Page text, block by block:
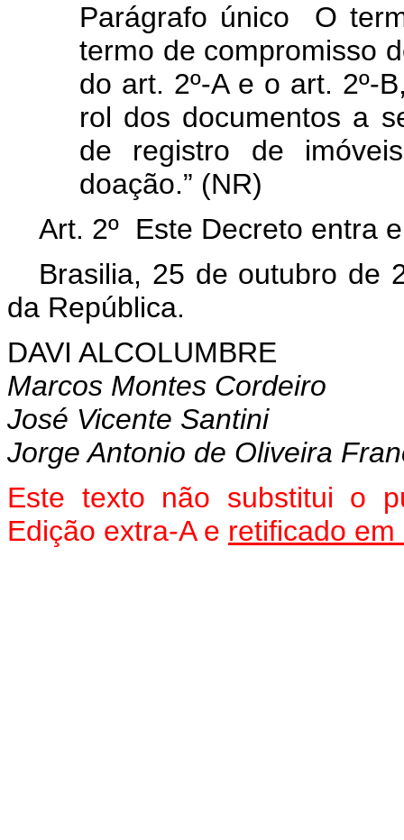
Parágrafo único O
termo de compromisso
do art. 2º-A e o art. 2º-
rol dos documentos a
de registro de
doação.” (NR)
Art. 2º Este Decreto entra
Brasilia, 25 de outubro de
da República.
DAVI ALCOLUMBRE
Marcos Montes Cordeiro
José Vicente Santini
Jorge Antonio de Oliveira
Este texto não substitui o
Edição extra-A e retificado